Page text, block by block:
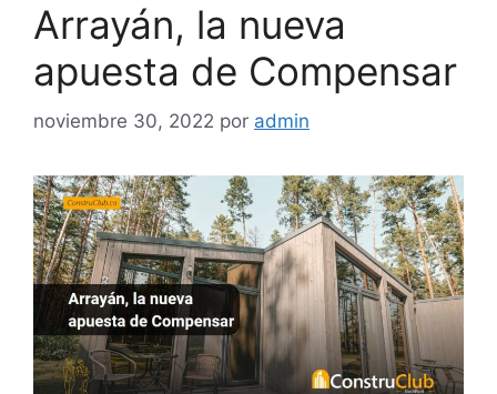
Arrayán, la nueva
apuesta de Compensar
noviembre 30, 2022 por admin